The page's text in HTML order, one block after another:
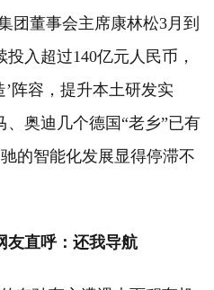
团董事会主席康林松3月到
入超过140亿元人民币，
阵容，提升本土研发实
、奥迪几个德国“老乡”已有
的智能化发展显得停滞不
友直呼：还我导航